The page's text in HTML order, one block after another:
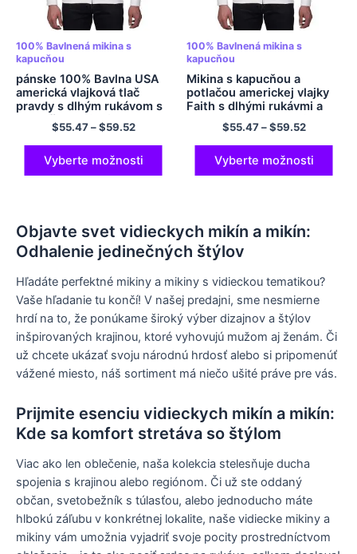
100% Bavlnená mikina s
kapucňou
pánske 100% Bavlna USA
americká vlajková tlač
pravdy s dlhým rukávom s
kapucňou s viacfarebnou
zipsom$55.47–$59.52
Vyberte možnosti
100% Bavlnená mikina s
kapucňou
Mikina s kapucňou a
potlačou americkej vlajky
Faith s dlhými rukávmi a
vreckami mikina na zips s
kapucňou 100% Bavlnená
mäkká mikina s kapucňou
viacfarebná
$55.47–$59.52
Vyberte možnosti
Objavte svet vidieckych mikín a mikín:
Odhalenie jedinečných štýlov
Hľadáte perfektné mikiny a mikiny s vidieckou tematikou?
Vaše hľadanie tu končí! V našej predajni, sme nesmierne
hrdí na to, že ponúkame široký výber dizajnov a štýlov
inšpirovaných krajinou, ktoré vyhovujú mužom aj ženám. Či
už chcete ukázať svoju národnú hrdosť alebo si pripomenúť
vážené miesto, náš sortiment má niečo ušité práve pre vás.
Prijmite esenciu vidieckych mikín a mikín:
Kde sa komfort stretáva so štýlom
Viac ako len oblečenie, naša kolekcia stelesňuje ducha
spojenia s krajinou alebo regiónom. Či už ste oddaný
občan, svetobežník s túlasťou, alebo jednoducho máte
hlbokú záľubu v konkrétnej lokalite, naše vidiecke mikiny a
mikiny vám umožnia vyjadriť svoje pocity prostredníctvom